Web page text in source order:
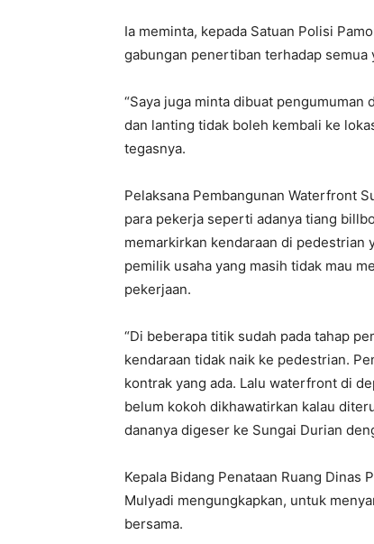
Ia meminta, kepada Satuan Polisi
gabungan penertiban terhadap
“Saya juga minta dibuat
dan lanting tidak boleh kembali ke
tegasnya.
Pelaksana Pembangunan Waterfront
para pekerja seperti adanya tiang
memarkirkan kendaraan di pedestrian
pemilik usaha yang masih tidak mau
pekerjaan.
“Di beberapa titik sudah pada tahap
kendaraan tidak naik ke pedestrian.
kontrak yang ada. Lalu waterfront di
belum kokoh dikhawatirkan kalau
dananya digeser ke Sungai Durian
Kepala Bidang Penataan Ruang Dinas
Mulyadi mengungkapkan, untuk
bersama.